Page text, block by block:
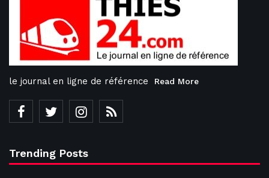
le journal en ligne de référence Read More
Trending Posts